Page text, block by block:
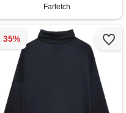
Farfetch